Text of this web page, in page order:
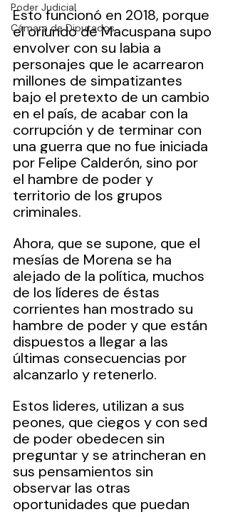
Poder Judicial
Cámara de Diputados
Esto funcionó en 2018, porque
el oriundo de Macuspana supo
envolver con su labia a
personajes que le acarrearon
millones de simpatizantes
bajo el pretexto de un cambio
en el país, de acabar con la
corrupción y de terminar con
una guerra que no fue iniciada
por Felipe Calderón, sino por
el hambre de poder y
territorio de los grupos
criminales.
Ahora, que se supone, que el
mesías de Morena se ha
alejado de la política, muchos
de los líderes de éstas
corrientes han mostrado su
hambre de poder y que están
dispuestos a llegar a las
últimas consecuencias por
alcanzarlo y retenerlo.
Estos lideres, utilizan a sus
peones, que ciegos y con sed
de poder obedecen sin
preguntar y se atrincheran en
sus pensamientos sin
observar las otras
oportunidades que puedan